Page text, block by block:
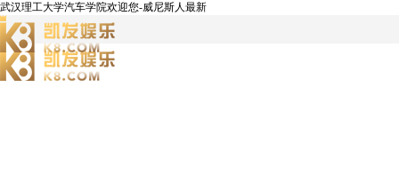
武汉理工大学汽车学院欢迎您-威尼斯人最新